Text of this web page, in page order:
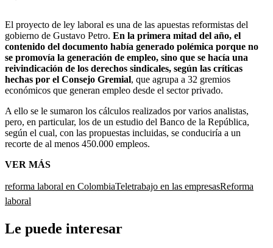
El proyecto de ley laboral es una de las apuestas reformistas del
gobierno de Gustavo Petro. En la primera mitad del año, el
contenido del documento había generado polémica porque no
se promovía la generación de empleo, sino que se hacía una
reivindicación de los derechos sindicales, según las críticas
hechas por el Consejo Gremial, que agrupa a 32 gremios
económicos que generan empleo desde el sector privado.
A ello se le sumaron los cálculos realizados por varios analistas,
pero, en particular, los de un estudio del Banco de la República,
según el cual, con las propuestas incluidas, se conduciría a un
recorte de al menos 450.000 empleos.
VER MÁS
reforma laboral en ColombiaTeletrabajo en las empresasReforma
laboral
Le puede interesar